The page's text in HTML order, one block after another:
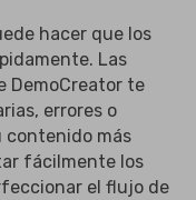
hacer que los
Las
DemoCreator te
errores o
contenido más
fácilmente los
el flujo de